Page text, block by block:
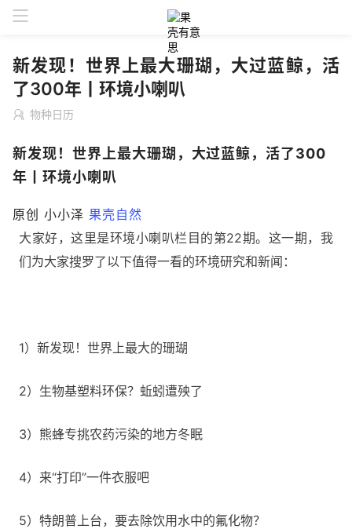
新发现！世界上最大珊瑚，大过蓝鲸，活
了300年丨环境小喇叭
物种日历
新发现！世界上最大珊瑚，大过蓝鲸，活了300
年丨环境小喇叭
原创 小小泽 果壳自然
大家好，这里是环境小喇叭栏目的第22期。这一期，我
们为大家搜罗了以下值得一看的环境研究和新闻：
1）新发现！世界上最大的珊瑚
2）生物基塑料环保？蚯蚓遭殃了
3）熊蜂专挑农药污染的地方冬眠
4）来“打印”一件衣服吧
5）特朗普上台，要去除饮用水中的氟化物？